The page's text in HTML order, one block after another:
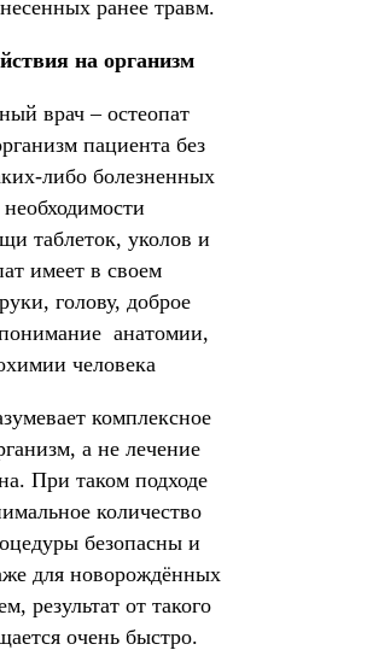
ранее травм.
на организм
врач – остеопат
пациента без
либо болезненных
таблеток, уколов и
имеет в своем
голову, доброе
анатомии,
человека
комплексное
а не лечение
При таком подходе
количество
безопасны и
для новорождённых
результат от такого
очень быстро.